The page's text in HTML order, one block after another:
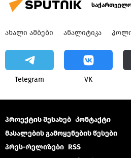
ᲐᲮᲐᲚᲘ ᲐᲛᲑᲔᲑᲘ ᲐᲜᲐᲚᲘᲢᲘᲙᲐ
Telegram VK
პროექტის შესახებ Კონტაქტი
მასალების გამოყენების წესები
პრეს-რელიზები RSS